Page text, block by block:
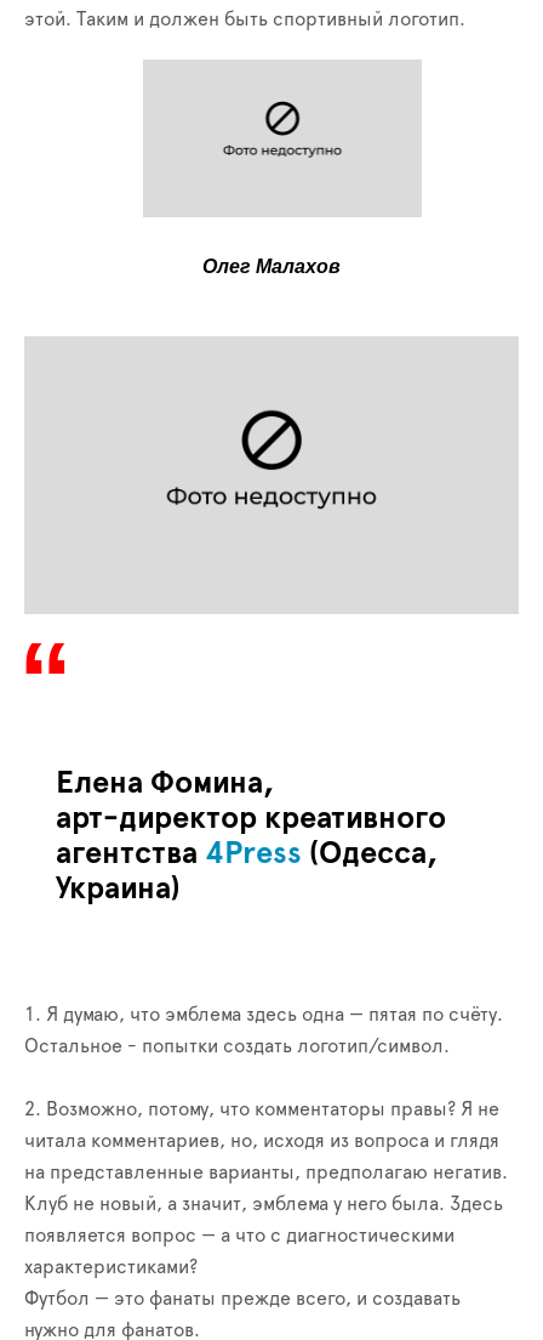
этой. Таким и должен быть спортивный логотип.
Олег Малахов
Елена Фомина,
арт-директор креативного
агентства 4 Press (Одесса,
Украина)
1. Я думаю, что эмблема здесь одна — пятая по счёту.
Остальное - попытки создать логотип/символ.
2. Возможно, потому, что комментаторы правы? Я не
читала комментариев, но, исходя из вопроса и глядя
на представленные варианты, предполагаю негатив.
Клуб не новый, а значит, эмблема у него была. Здесь
появляется вопрос — а что с диагностическими
характеристиками?
Футбол — это фанаты прежде всего, и создавать
нужно для фанатов.